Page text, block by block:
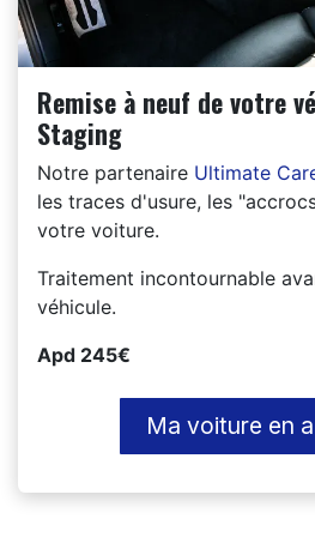
Remise à neuf de votre
Staging
Notre partenaire Ultimate
les traces d'usure, les
votre voiture.
Traitement incontournable
véhicule.
Apd 245€
Ma voiture en